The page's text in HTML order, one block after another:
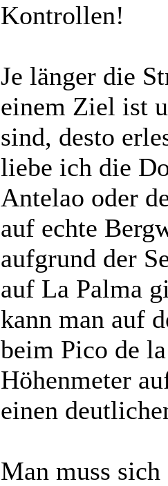
Kontrollen!
Je länger die
einem Ziel ist
sind, desto
liebe ich die
Antelao oder
auf echte
aufgrund der
auf La Palma
kann man auf
beim Pico de
Höhenmeter
einen
Man muss